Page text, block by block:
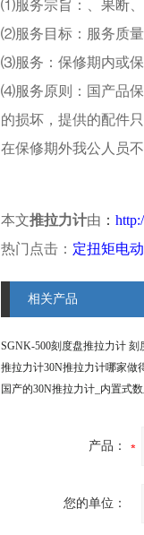
⑴服务宗旨：、果断
⑵服务目标：服务质
⑶服务：保修期内或
⑷服务原则：国产品
的损坏，提供的配件
在保修期外我公人员
本文推拉力计由 ：
热门点击： 定扭矩电
相关产品
推拉力计30N推拉力计哪家做
产品：
您的单位：